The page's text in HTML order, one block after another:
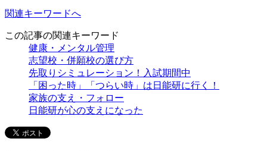
関連キーワードへ
この記事の関連キーワード
健康・メンタル管理
志望校・併願校の選び方
先取りシミュレーション！入試期間中
「困った時」「つらい時」は日能研に行く！
家族の支え・フォロー
日能研が心の支えになった